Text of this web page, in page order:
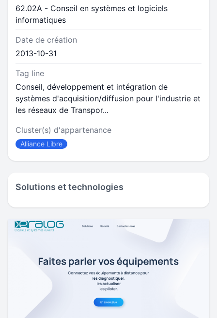
62.02A - Conseil en systèmes et logiciels
informatiques
Date de création
2013-10-31
Tag line
Conseil, développement et intégration de
systèmes d'acquisition/diffusion pour l'industrie et
les réseaux de Transpor...
Cluster(s) d'appartenance
Alliance Libre
Solutions et technologies